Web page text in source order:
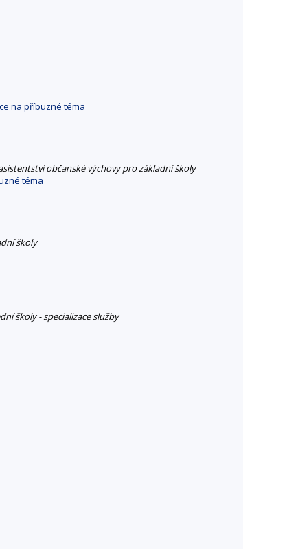
na příbuzné téma
občanské výchovy pro základní školy
téma
školy
školy - specializace služby